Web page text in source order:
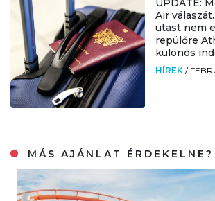
Air
utast nem
repülőre
különös
HÍREK /
MÁS AJÁNLAT ÉRDEKELNE?